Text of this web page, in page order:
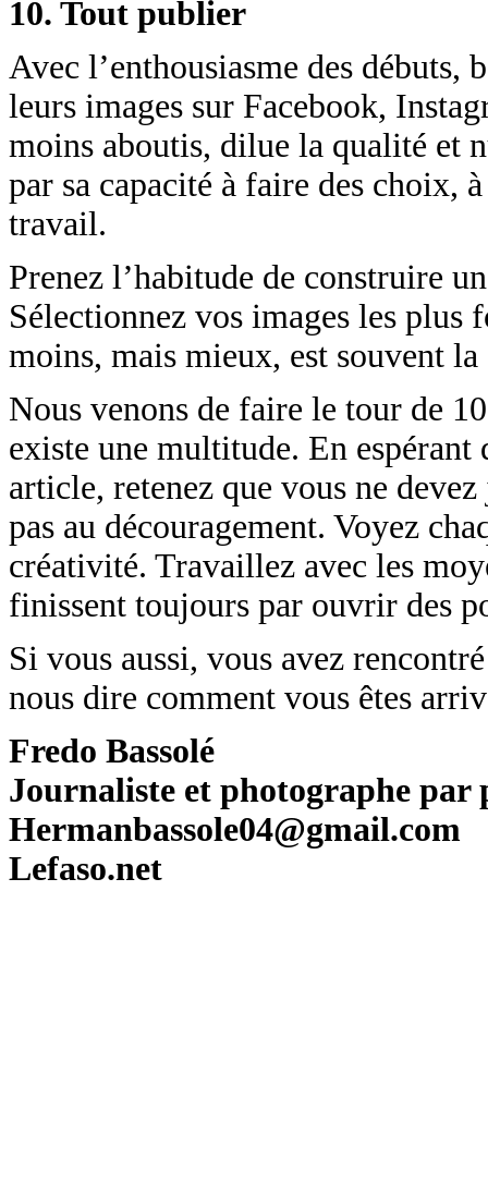
10. Tout publier
Avec l’enthousiasme des débuts,
leurs images sur Facebook,
moins aboutis, dilue la qualité et
par sa capacité à faire des choix,
travail.
Prenez l’habitude de construire
Sélectionnez vos images les
moins, mais mieux, est souvent
Nous venons de faire le tour de
existe une multitude. En espérant
article, retenez que vous ne
pas au découragement. Voyez
créativité. Travaillez avec les
finissent toujours par ouvrir des
Si vous aussi, vous avez
nous dire comment vous êtes
Fredo Bassolé
Journaliste et photographe par
Hermanbassole04@gmail.com
Lefaso.net